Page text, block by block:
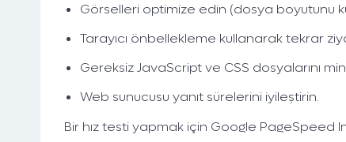
Görselleri optimize edin (dosya boyutunu
Tarayıcı önbellekleme kullanarak tekrar
Gereksiz JavaScript ve CSS dosyalarını
Web sunucusu yanıt sürelerini iyileştirin.
Bir hız testi yapmak için Google PageSpeed